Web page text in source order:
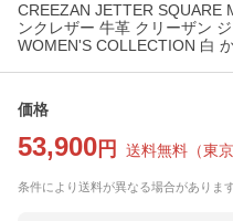
CREEZAN JETTER SQUARE
ンクレザー 牛革 クリーザン
WOMEN'S COLLECTION 白
価格
53,900 円 送料無料 （東
条件により送料が異なる場合があります